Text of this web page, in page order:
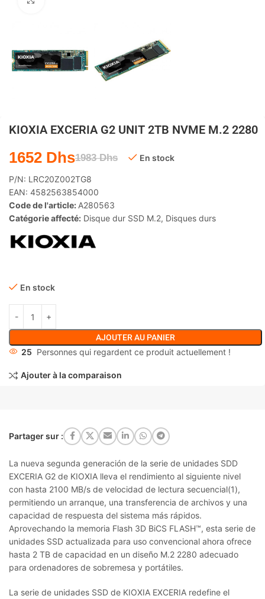
KIOXIA EXCERIA G2 UNIT 2TB NVME M.2 2280
1983Dhs
1652 Dhs En stock
P/N: LRC20Z002TG8
EAN: 4582563854000
Code de l'article: A280563
Catégorie affecté: Disque dur SSD M.2, Disques durs
En stock
AJOUTER AU PANIER
25 Personnes qui regardent ce produit actuellement !
Ajouter à la comparaison
Partager sur :
La nueva segunda generación de la serie de unidades SDD
EXCERIA G2 de KIOXIA lleva el rendimiento al siguiente nivel
con hasta 2100 MB/s de velocidad de lectura secuencial(1),
permitiendo un arranque, una transferencia de archivos y una
capacidad de respuesta del sistema más rápidos.
Aprovechando la memoria Flash 3D BiCS FLASH™, esta serie de
unidades SSD actualizada para uso convencional ahora ofrece
hasta 2 TB de capacidad en un diseño M.2 2280 adecuado
para ordenadores de sobremesa y portátiles.
La serie de unidades SSD de KIOXIA EXCERIA redefine el